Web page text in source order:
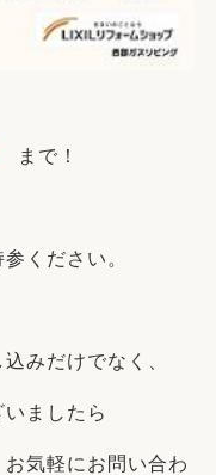
まで！
ください。
みだけでなく、
ましたら
気軽にお問い合わ